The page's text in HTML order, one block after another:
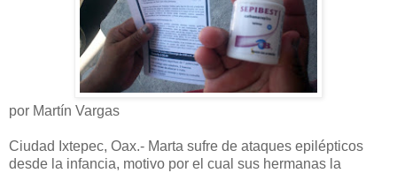
por Martín Vargas
Ciudad Ixtepec, Oax.- Marta sufre de ataques epilépticos
desde la infancia, motivo por el cual sus hermanas la